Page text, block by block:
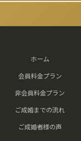
ホーム
会員料金プラン
非会員料金プラン
ご成婚までの流れ
ご成婚者様の声